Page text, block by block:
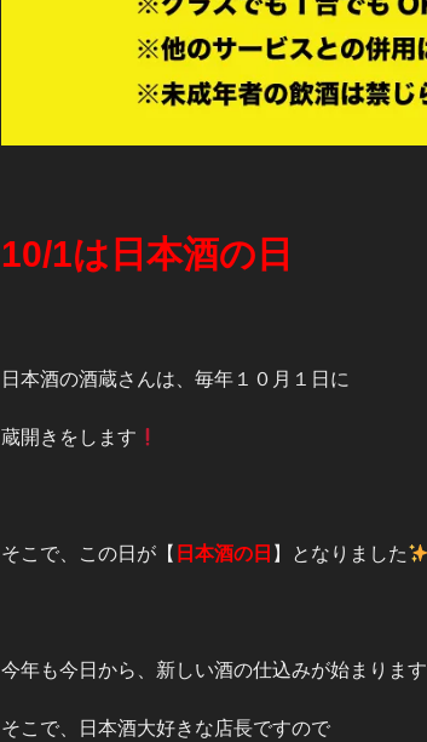
10/1は日本酒の日
日本酒の酒蔵さんは、毎年１０月１日に
蔵開きをします
そこで、この日が【 日本酒の日 】となりました
今年も今日から、新しい酒の仕込みが始まります
そこで、日本酒大好きな店長ですので